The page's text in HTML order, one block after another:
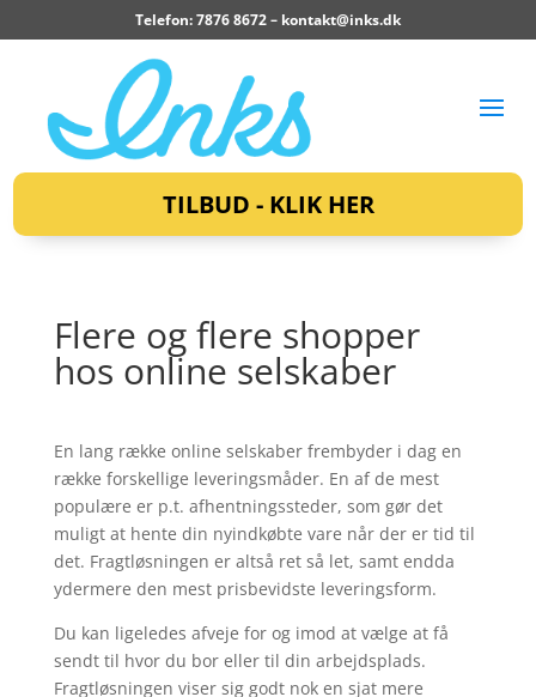
Telefon: 7876 8672 – kontakt@inks.dk
TILBUD - KLIK HER
Flere og flere shopper
hos online selskaber
En lang række online selskaber frembyder i dag en
række forskellige leveringsmåder. En af de mest
populære er p.t. afhentningssteder, som gør det
muligt at hente din nyindkøbte vare når der er tid til
det. Fragtløsningen er altså ret så let, samt endda
ydermere den mest prisbevidste leveringsform.
Du kan ligeledes afveje for og imod at vælge at få
sendt til hvor du bor eller til din arbejdsplads.
Fragtløsningen viser sig godt nok en sjat mere